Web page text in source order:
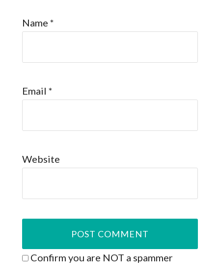
Name *
Email *
Website
Confirm you are NOT a spammer